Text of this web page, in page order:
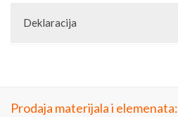
Deklaracija
Prodaja materijala i elemenata: